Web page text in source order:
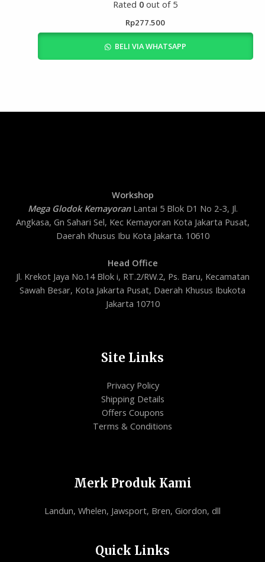
Rated 0 out of 5
Rp277.500
BELI VIA WHATSAPP
Workshop
Mega Glodok KemayoranLantai 5 Blok D1 No 2-3, Jl.
Angkasa, Gn Sahari Sel, Kec Kemayoran Kota Jakarta Pusat,
Daerah Khusus Ibu Kota Jakarta. 10610
Head Office
Jl. Krekot Jaya No.14 Blok i, RT.2/RW.2, Ps. Baru, Kecamatan
Sawah Besar, Kota Jakarta Pusat, Daerah Khusus Ibukota
Jakarta 10710
Site Links
Privacy Policy
Shipping Details
Offers Coupons
Terms & Conditions
Merk Produk Kami
Landun, Whelen, Jawsport, Bren, Giordon, dll
Quick Links